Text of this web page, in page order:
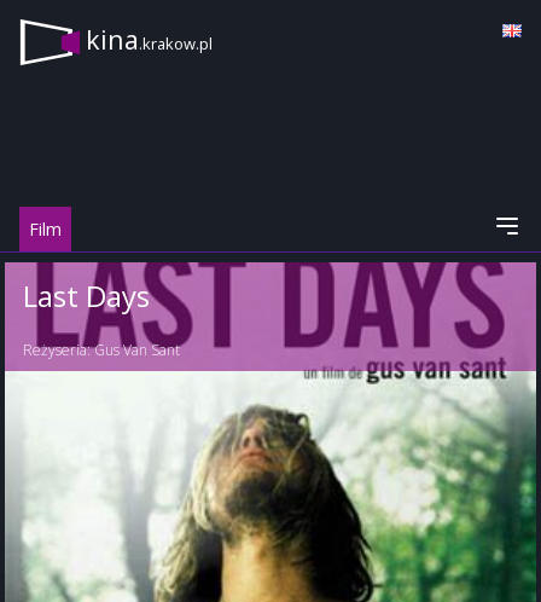
kina.krakow.pl
Film
Last Days
Reżyseria:Gus Van Sant